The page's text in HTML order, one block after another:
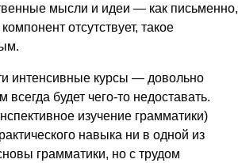
мысли и идеи — как письменно,
отсутствует, такое
интенсивные курсы — довольно
будет чего-то недоставать.
изучение грамматики)
навыка ни в одной из
грамматики, но с трудом